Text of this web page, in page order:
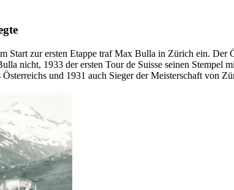
Start zur ersten Etappe traf Max Bulla in Zürich ein. Der
nicht, 1933 der ersten Tour de Suisse seinen
und 1931 auch Sieger der Meisterschaft von